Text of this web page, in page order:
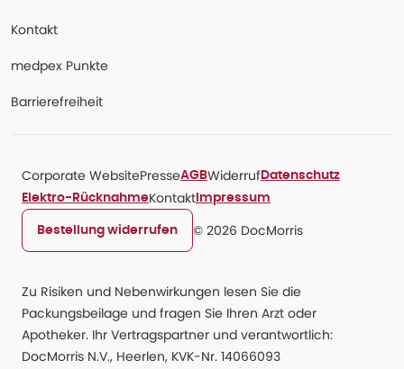
Kontakt
medpex Punkte
Barrierefreiheit
Corporate WebsitePresseAGBWiderruf Datenschutz
Elektro-RücknahmeKontakt Impressum
Bestellung widerrufen © 2026 DocMorris
Zu Risiken und Nebenwirkungen lesen Sie die
Packungsbeilage und fragen Sie Ihren Arzt oder
Apotheker. Ihr Vertragspartner und verantwortlich:
DocMorris N.V., Heerlen, KVK-Nr. 14066093